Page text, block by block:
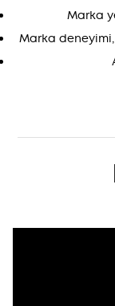
Marka
Marka deneyimi,